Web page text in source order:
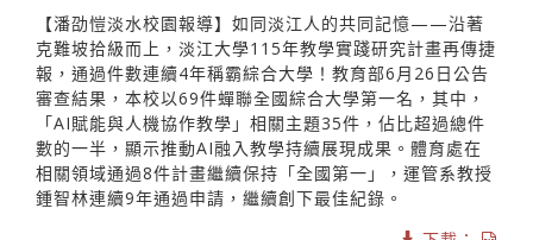
【潘劭愷淡水校園報導】如同淡江人的共同記憶——沿著
克難坡拾級而上，淡江大學115年教學實踐研究計畫再傳捷
報，通過件數連續4年稱霸綜合大學！教育部6月26日公告
審查結果，本校以69件蟬聯全國綜合大學第一名，其中，
「AI賦能與人機協作教學」相關主題35件，佔比超過總件
數的一半，顯示推動AI融入教學持續展現成果。體育處在
相關領域通過8件計畫繼續保持「全國第一」，運管系教授
鍾智林連續9年通過申請，繼續創下最佳紀錄。